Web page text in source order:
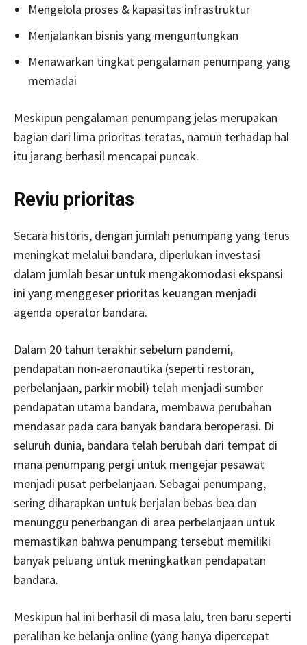
Mengelola proses & kapasitas infrastruktur
Menjalankan bisnis yang menguntungkan
Menawarkan tingkat pengalaman penumpang yang
memadai
Meskipun pengalaman penumpang jelas merupakan
bagian dari lima prioritas teratas, namun terhadap hal
itu jarang berhasil mencapai puncak.
Reviu prioritas
Secara historis, dengan jumlah penumpang yang terus
meningkat melalui bandara, diperlukan investasi
dalam jumlah besar untuk mengakomodasi ekspansi
ini yang menggeser prioritas keuangan menjadi
agenda operator bandara.
Dalam 20 tahun terakhir sebelum pandemi,
pendapatan non-aeronautika (seperti restoran,
perbelanjaan, parkir mobil) telah menjadi sumber
pendapatan utama bandara, membawa perubahan
mendasar pada cara banyak bandara beroperasi. Di
seluruh dunia, bandara telah berubah dari tempat di
mana penumpang pergi untuk mengejar pesawat
menjadi pusat perbelanjaan. Sebagai penumpang,
sering diharapkan untuk berjalan bebas bea dan
menunggu penerbangan di area perbelanjaan untuk
memastikan bahwa penumpang tersebut memiliki
banyak peluang untuk meningkatkan pendapatan
bandara.
Meskipun hal ini berhasil di masa lalu, tren baru seperti
peralihan ke belanja online (yang hanya dipercepat